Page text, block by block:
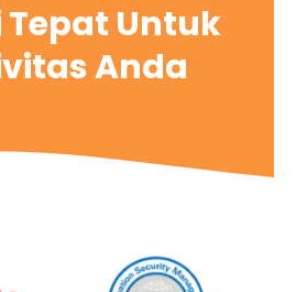
Tepat Untuk
Anda